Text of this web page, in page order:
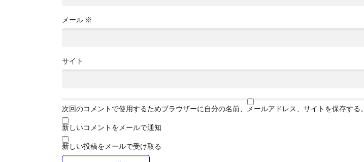
メール ※
サイト
次回のコメントで使用するためブラウザーに自分の名前、メールアドレス、サイトを保存する。
新しいコメントをメールで通知
新しい投稿をメールで受け取る